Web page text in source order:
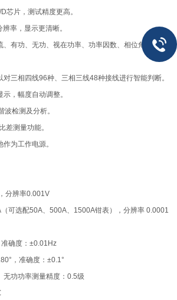
芯片，测试精度更高。
率，显示更清晰。
、有功、无功、视在功率、功率因数、相位角、频率
三相四线96种、三相三线48种接线进行智能判断。
，幅度自动调整。
波检测及分析。
差测量功能。
为工作电源。
分辨率0.001V
可选配50A、500A、1500A钳表），分辨率 0.0001
确度：±0.01Hz
，准确度：±0.1°
无功功率测量精度：0.5级